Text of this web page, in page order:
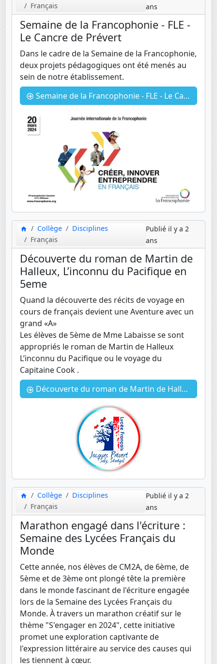
Français
ans
Semaine de la Francophonie - FLE -
Le Cancre de Prévert
Dans le cadre de la Semaine de la Francophonie,
deux projets pédagogiques ont été menés au
sein de notre établissement.
Semaine de la Francophonie - FLE - Le Cancre de Prévert
Collège
Disciplines
Français
Publié il y a 2
ans
Découverte du roman de Martin de
Halleux, L’inconnu du Pacifique en
5eme
Quand la découverte des récits de voyage en
cours de français devient une Aventure avec un
grand «A»
Les élèves de 5ème de Mme Labaisse se sont
appropriés le roman de Martin de Halleux
L’inconnu du Pacifique ou le voyage du
Capitaine Cook .
Découverte du roman de Martin de Halleux, L’inconnu du Pacifique en 5eme
Collège
Disciplines
Français
Publié il y a 2
ans
Marathon engagé dans l'écriture :
Semaine des Lycées Français du
Monde
Cette année, nos élèves de CM2A, de 6ème, de
5ème et de 3ème ont plongé tête la première
dans le monde fascinant de l'écriture engagée
lors de la Semaine des Lycées Français du
Monde. À travers un marathon créatif sur le
thème "S'engager en 2024", cette initiative
promet une exploration captivante de
l'expression littéraire au service des causes qui
les tiennent à cœur.